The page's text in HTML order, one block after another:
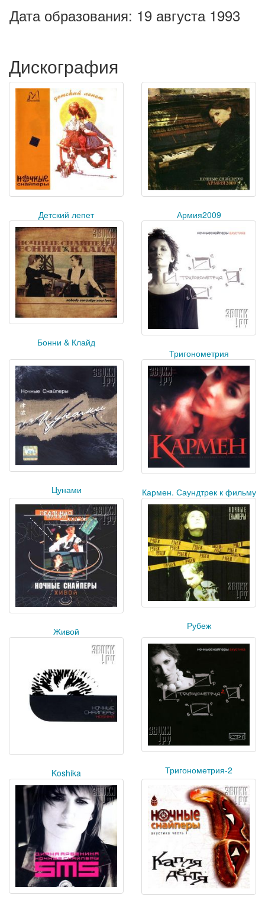
Дата образования: 19 августа 1993
Дискография
Детский лепет Армия2009
Бонни & Клайд
Тригонометрия
Цунами Кармен. Саундтрек к фильму
Живой Рубеж
Koshika Тригонометрия-2